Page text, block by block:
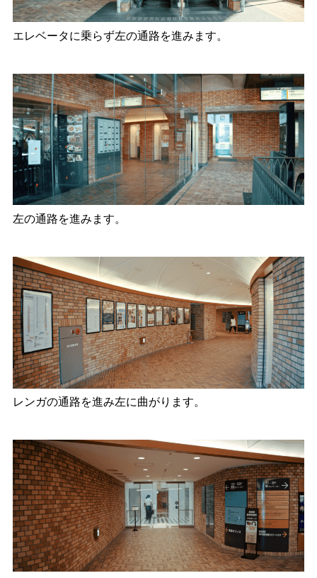
エレベータに乗らず左の通路を進みます。
左の通路を進みます。
レンガの通路を進み左に曲がります。